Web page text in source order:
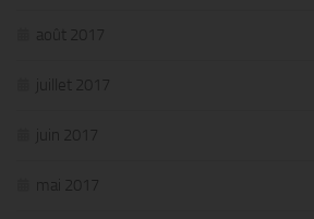
août 2017
juillet 2017
juin 2017
mai 2017